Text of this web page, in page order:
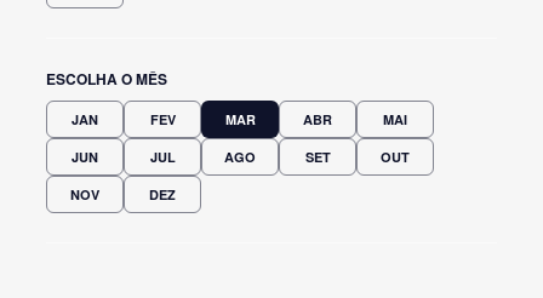
ESCOLHA O MÊS
JAN FEV MAR ABR MAI
JUN JUL AGO SET OUT
NOV DEZ